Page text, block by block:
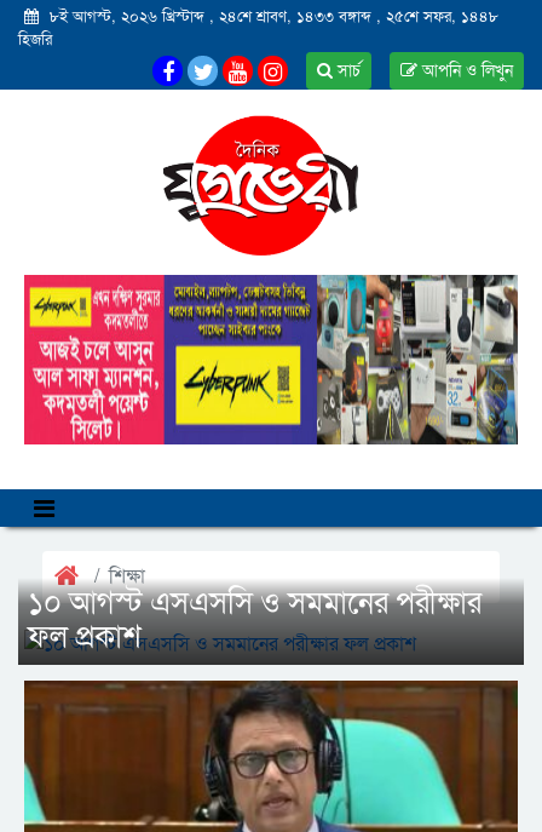
৮ই আগস্ট, ২০২৬ খ্রিস্টাব্দ , ২৪শে শ্রাবণ, ১৪৩৩ বঙ্গাব্দ , ২৫শে সফর, ১৪৪৮
হিজরি
আপনি ও লিখুন
সার্চ
শিক্ষা
১০ আগস্ট এসএসসি ও সমমানের পরীক্ষার
ফল প্রকাশ